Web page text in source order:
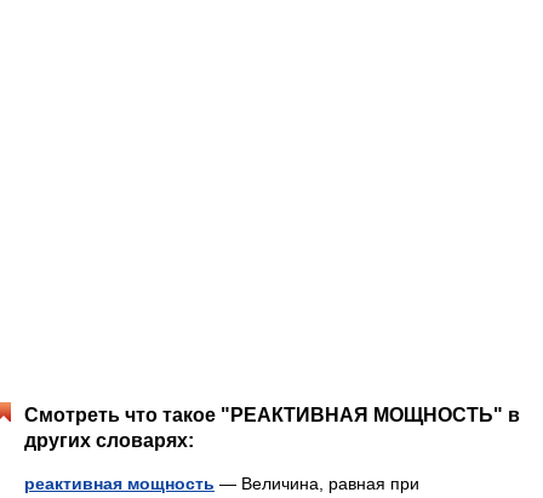
Смотреть что такое "РЕАКТИВНАЯ МОЩНОСТЬ" в
других словарях:
реактивная мощность — Величина, равная при